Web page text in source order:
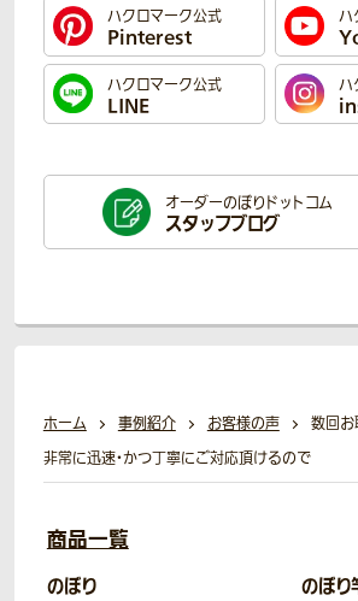
ハクロマーク公式
Pinterest
ハ
ハクロマーク公式
LINE
ハ
オーダーのぼりドットコム
スタッフブログ
ホーム 事例紹介 お客様の声
数回お
非常に迅速・かつ丁寧にご対応頂けるので
商品一覧
のぼり のぼり